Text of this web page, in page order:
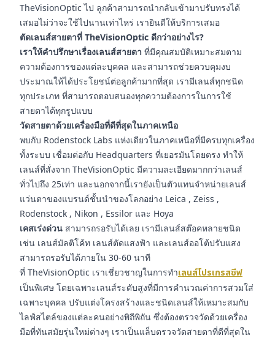
TheVisionOptic ไป ลูกค้าสามารถนำกลับเข้ามาปรับทรงได้
เสมอไม่ว่าจะใช้ไปนานเท่าไหร่ เรายินดีให้บริการเสมอ
ตัดเลนส์สายตาที่ TheVisionOptic ดีกว่าอย่างไร?
เราให้คำปรึกษาเรื่องเลนส์สายตา ที่มีคุณสมบัติเหมาะสมตาม
ความต้องการของแต่ละบุคคล และสามารถช่วยควบคุมงบ
ประมาณให้ได้ประโยชน์ต่อลูกค้ามากที่สุด เรามีเลนส์ทุกชนิด
ทุกประเภท ที่สามารถตอบสนองทุกความต้องการในการใช้
สายตาได้ทุกรูปแบบ
วัดสายตาด้วยเครื่องมือที่ดีที่สุดในภาคเหนือ
พบกับ Rodenstock Labs แห่งเดียวในภาคเหนือที่มีครบทุกเครื่อง
ทั้งระบบ เชื่อมต่อกับ Headquarters ที่เยอรมันโดยตรง ทำให้
เลนส์ที่สั่งจาก TheVisionOptic มีความละเอียดมากกว่าเลนส์
ทั่วไปถึง 25เท่า และนอกจากนี้เรายังเป็นตัวแทนจำหน่ายเลนส์
แว่นตาของแบรนด์ชั้นนำของโลกอย่าง Leica , Zeiss ,
Rodenstock , Nikon , Essilor และ Hoya
เคสเร่งด่วน สามารถรอรับได้เลย เรามีเลนส์สต๊อคหลายชนิด
เช่น เลนส์มัลติโค้ท เลนส์ตัดแสงฟ้า และเลนส์ออโต้ปรับแสง
สามารถรอรับได้ภายใน 30-60 นาที
ที่ TheVisionOptic เราเชี่ยวชาญในการทำเลนส์โปรเกรสซีฟ
เป็นพิเศษ โดยเฉพาะเลนส์ระดับสูงที่มีการคำนวณค่าการสวมใส่
เฉพาะบุคคล ปรับแต่งโครงสร้างและชนิดเลนส์ให้เหมาะสมกับ
ไลฟ์สไตล์ของแต่ละคนอย่างพิถีพิถัน ซึ่งต้องตรวจวัดด้วยเครื่อง
มือที่ทันสมัยรุ่นใหม่ต่างๆ เราเป็นแล็บตรวจวัดสายตาที่ดีที่สุดใน